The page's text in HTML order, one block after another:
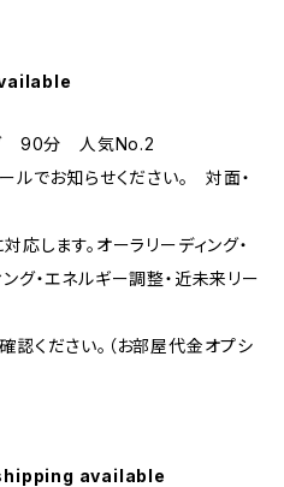
グ 90分 人気No.2
ルでお知らせください。 対面・
します。オーラリーディング・
グ・エネルギー調整・近未来リー
認ください。（お部屋代金オプシ
available